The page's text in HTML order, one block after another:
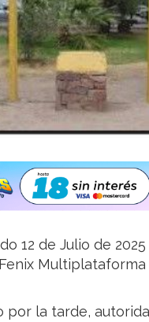
12 de Julio de
Multiplataforma
por la tarde,